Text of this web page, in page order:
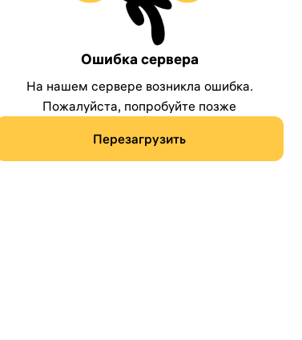
Ошибка сервера
На нашем сервере возникла ошибка.
Пожалуйста, попробуйте позже
Перезагрузить